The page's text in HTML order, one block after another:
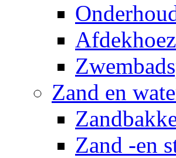
Zand en
Zand -en